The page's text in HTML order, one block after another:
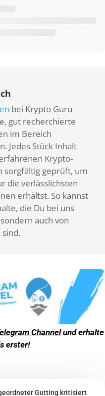
bei Krypto Guru
gut recherchierte
im Bereich
Jedes Stück Inhalt
Krypto-
sorgfältig geprüft, um
die verlässlichsten
erhältst. So kannst
die Du bei uns
auch von
Channelund erhalte
erster!
Gutting kritisiert